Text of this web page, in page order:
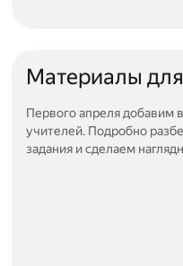
Материалы
Первого апреля добавим
учителей. Подробно
задания и сделаем